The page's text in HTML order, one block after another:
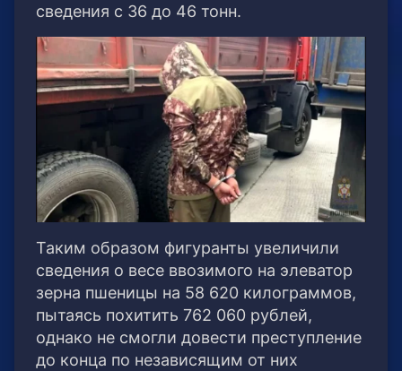
сведения с 36 до 46 тонн.
Таким образом фигуранты увеличили
сведения о весе ввозимого на элеватор
зерна пшеницы на 58 620 килограммов,
пытаясь похитить 762 060 рублей,
однако не смогли довести преступление
до конца по независящим от них